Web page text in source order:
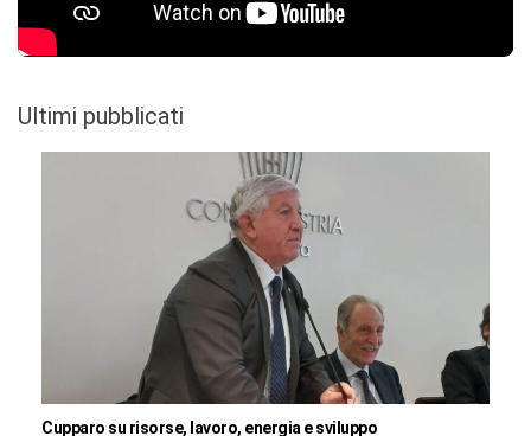
Ultimi pubblicati
Cupparo su risorse, lavoro, energia e sviluppo